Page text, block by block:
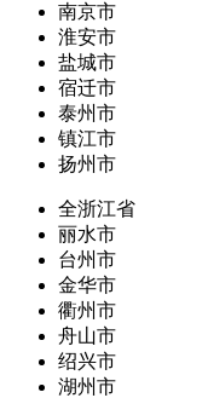
南京市
淮安市
盐城市
宿迁市
泰州市
镇江市
扬州市
全浙江省
丽水市
台州市
金华市
衢州市
舟山市
绍兴市
湖州市